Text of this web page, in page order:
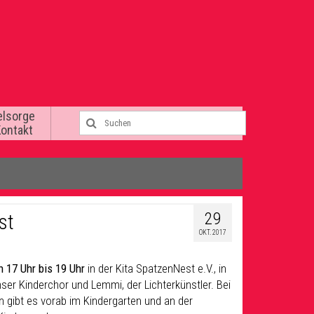
29
OKT. 2017
17 Uhr bis 19 Uhr in der Kita SpatzenNest e.V., in
Kinderchor und Lemmi, der Lichterkünstler. Bei
gibt es vorab im Kindergarten und an der